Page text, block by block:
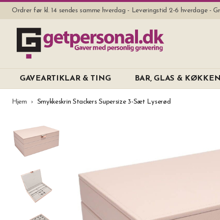
Ordrer før kl. 14 sendes samme hverdag - Leveringstid 2-6 hverdage -
GAVEARTIKLAR & TING BAR, GLAS &
Hjem Smykkeskrin Stackers Supersize 3-Sæt Lyserød